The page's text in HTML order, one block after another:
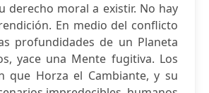
derecho moral a existir. No hay
En medio del conflicto
profundidades de un Planeta
yace una Mente fugitiva. Los
que Horza el Cambiante, y su